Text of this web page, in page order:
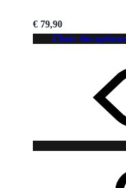
€ 79,90
Choix des options